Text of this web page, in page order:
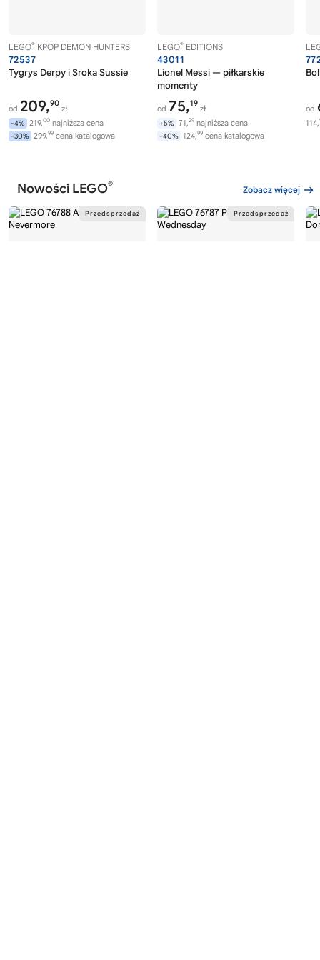
LEGO® KPOP DEMON HUNTERS
72537
Tygrys Derpy i Sroka Sussie
od 209,90
zł
-4% 219,00 najniższa cena
-30% 299,99 cena katalogowa
LEGO® EDITIONS
43011
Lionel Messi — piłkarskie
momenty
od 75,19
zł
+5% 71,29 najniższa cena
-40% 124,99 cena katalogowa
od
114,
Nowości LEGO® Zobacz więcej